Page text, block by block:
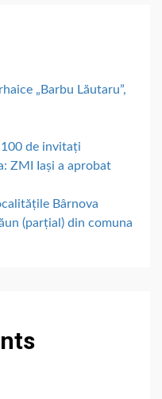
„Barbu Lăutaru”,
100 de invitați
ZMI Iași a aprobat
Bârnova
(parțial) din comuna